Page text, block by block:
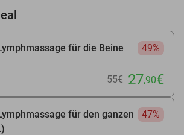
für die Beine
49%
55€ 27,90€
für den ganzen
47%